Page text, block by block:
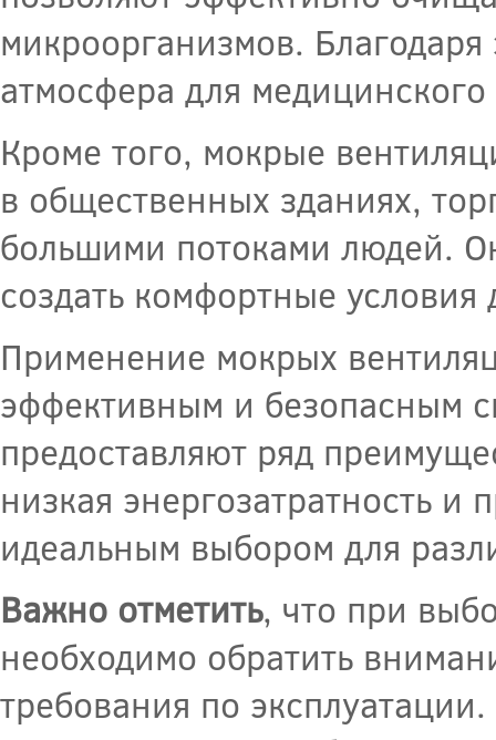
микроорганизмов. Благодаря
атмосфера для
Кроме того, мокрые
в общественных зданиях,
большими потоками людей.
создать комфортные
Применение мокрых
эффективным и безопасным
предоставляют ряд
низкая энергозатратность и
идеальным выбором для
Важно отметить, что при
необходимо обратить
требования по